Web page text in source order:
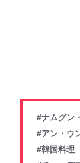
#ナムグン
#アン・ウ
#韓国料理